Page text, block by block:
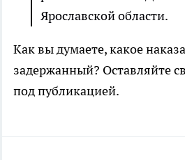
Ярославской области.
Как вы думаете, какое
задержанный? Оставляйте
под публикацией.